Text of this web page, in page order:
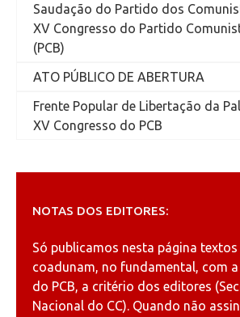
Saudação do Partido dos
XV Congresso do Partido
(PCB)
ATO PÚBLICO DE ABERTURA
Frente Popular de Libertação da
XV Congresso do PCB
NOTAS DOS EDITORES:
Só publicamos nesta página textos
coadunam, no fundamental, com
do PCB, a critério dos editores
Nacional do CC). Quando não